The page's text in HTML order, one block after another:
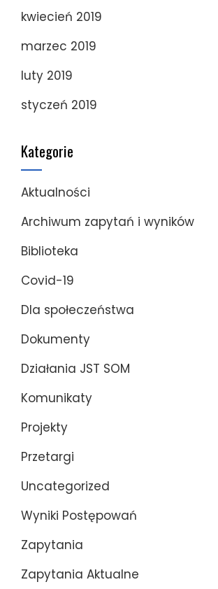
kwiecień 2019
marzec 2019
luty 2019
styczeń 2019
Kategorie
Aktualności
Archiwum zapytań i wyników
Biblioteka
Covid-19
Dla społeczeństwa
Dokumenty
Działania JST SOM
Komunikaty
Projekty
Przetargi
Uncategorized
Wyniki Postępowań
Zapytania
Zapytania Aktualne